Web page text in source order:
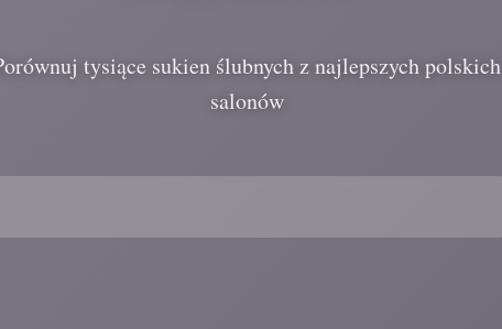
tysiące sukien ślubnych z najlepszych polskich
salonów